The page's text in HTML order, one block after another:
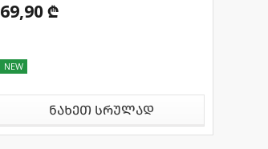
69,90 ₾
NEW
ნახეთ სრულად